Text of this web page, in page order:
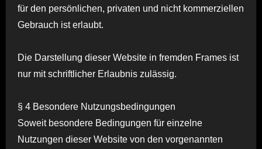
für den persönlichen, privaten und nicht kommerziellen
Gebrauch ist erlaubt.
Die Darstellung dieser Website in fremden Frames ist
nur mit schriftlicher Erlaubnis zulässig.
§ 4 Besondere Nutzungsbedingungen
Soweit besondere Bedingungen für einzelne
Nutzungen dieser Website von den vorgenannten